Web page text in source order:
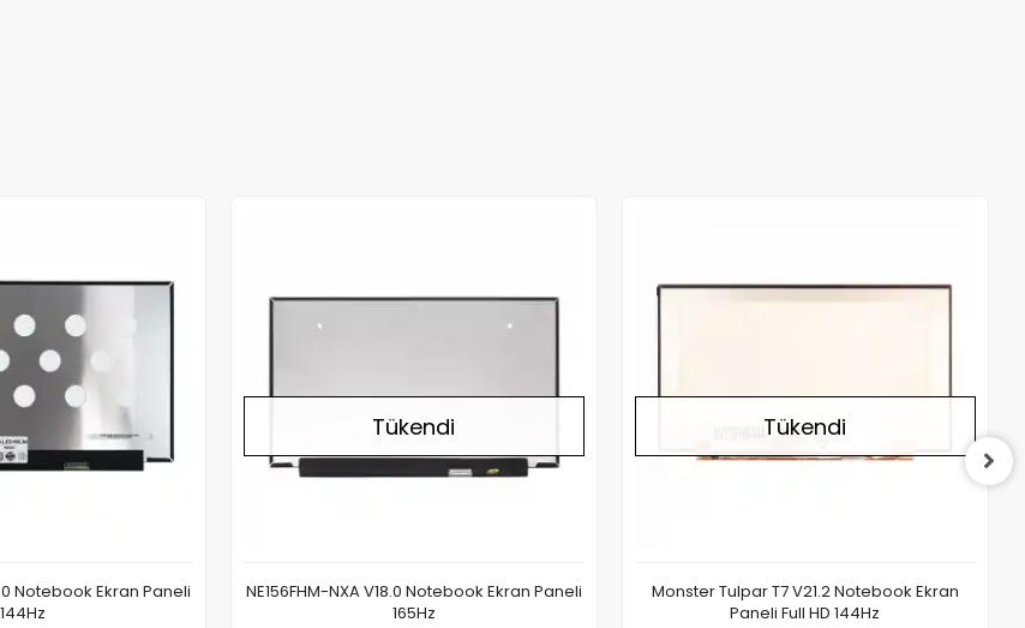
Notebook Ekran Paneli
144Hz
Tükendi
NE156FHM-NXA V18.0 Notebook Ekran Paneli
165Hz
Tükendi
Monster Tulpar T7 V21.2 Notebook Ekran
Paneli Full HD 144Hz